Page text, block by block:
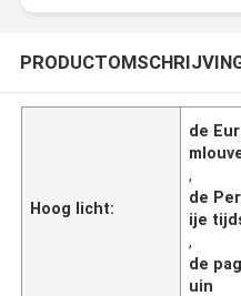
Hoog licht:
de
,
de
ije
,
de
uin